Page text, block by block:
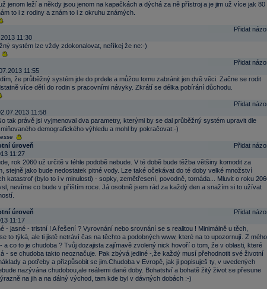
jenom leží a někdy jsou jenom na kapačkách a dýchá za ně přístroj a je jim už více jak 80
to i z rodiny a znám to i z okruhu známých.
Přidat
11:30
systém lze vždy zdokonalovat, neříkej že ne:-)
Přidat
11:55
že průběžný systém jde do prdele a můžou tomu zabránit jen dvě věci. Začne se rodit
více dětí do rodin s pracovními návyky. Zkrátí se délka pobírání důchodu.
Přidat
11:58
tak právě jsi vyjmenoval dva parametry, kterými by se dal průběžný systém upravit dle
demografického výhledu a mohl by pokračovat:-)
Přidat
úroveň
11:27
rok 2060 už určitě v téhle podobě nebude. V té době bude těžba většiny komodit za
stejně jako bude nedostatek pitné vody. Lze také očekávat do té doby velké množství
katastrof (bylo to i v minulosti) - sopky, zemětřesení, povodně, tornáda... Mluvit o roku
nevíme co bude v příštím roce. Já osobně jsem rád za každý den a snažím si to užívat
Přidat
úroveň
11:17
- jasné - tristní ! A řešení ? Vyrovnání nebo srovnání se s realitou ! Minimálně u těch,
to týká, ale ti jistě netráví čas na těchto a podobných www, které na to upozornují. Z mého
a co to je chudoba ? Tvůj dozajista zajímavě zvolený nick hovoří o tom, že v oblasti, které
- se chudoba takto neoznačuje. Pak zbývá jediné -,že každý musí přehodnotit své životní
a potřeby a přizpůsobit se jim.Chudoba v Evropě, jak ji popisuješ ty, v uvedených
nazývána chudobou,ale reáliemi dané doby. Bohatství a bohatě žitý život se přesune
na jih a na dálný východ, tam kde byl v dávných dobách :-)